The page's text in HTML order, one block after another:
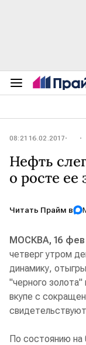
08:21 16.02.2017
Нефть
о росте
Читать Прайм в
МОСКВА, 16
четверг утром
динамику,
"черного
вкупе с
По состоянию на